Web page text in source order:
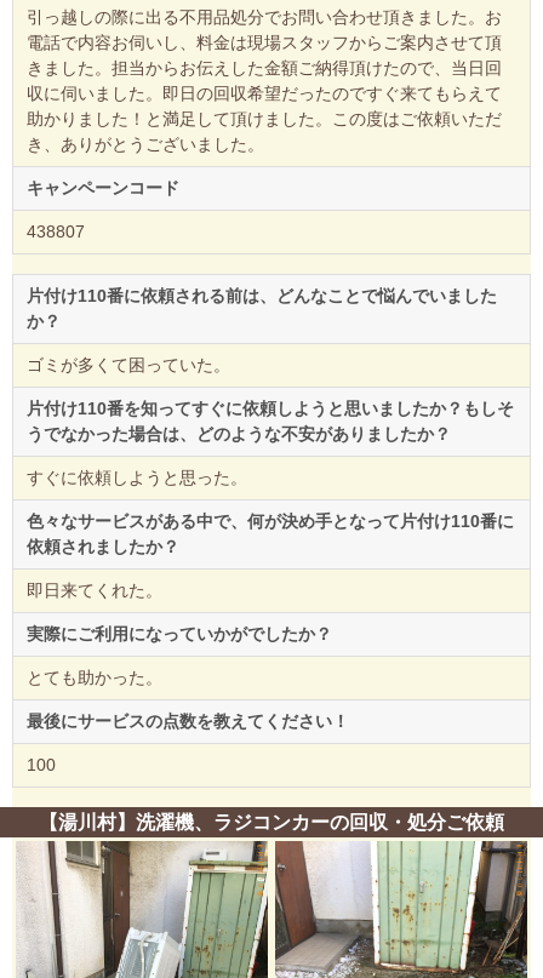
引っ越しの際に出る不用品処分でお問い合わせ頂きました。お
電話で内容お伺いし、料金は現場スタッフからご案内させて頂
きました。担当からお伝えした金額ご納得頂けたので、当日回
収に伺いました。即日の回収希望だったのですぐ来てもらえて
助かりました！と満足して頂けました。この度はご依頼いただ
き、ありがとうございました。
キャンペーンコード
438807
片付け110番に依頼される前は、どんなことで悩んでいました
か？
ゴミが多くて困っていた。
片付け110番を知ってすぐに依頼しようと思いましたか？もしそ
うでなかった場合は、どのような不安がありましたか？
すぐに依頼しようと思った。
色々なサービスがある中で、何が決め手となって片付け110番に
依頼されましたか？
即日来てくれた。
実際にご利用になっていかがでしたか？
とても助かった。
最後にサービスの点数を教えてください！
100
【湯川村】洗濯機、ラジコンカーの回収・処分ご依頼